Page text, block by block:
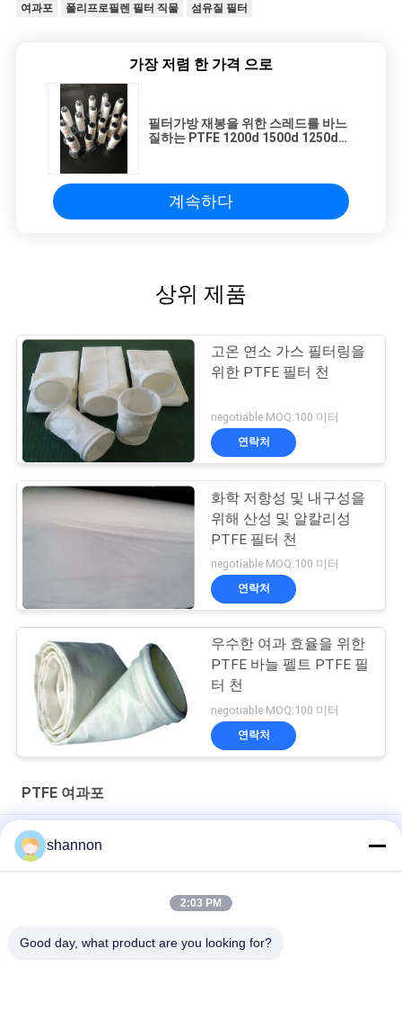
여과포 폴리프로필렌 필터 직물 섬유질 필터
가장 저렴 한 가격 으로
필터가방 재봉을 위한 스레드를 바느
질하는 PTFE 1200d 1500d 1250d
계속하다
상위 제품
고온 연소 가스 필터링을
위한 PTFE 필터 천
negotiable MOQ:100 미터
연락처
화학 저항성 및 내구성을
위해 산성 및 알칼리성
PTFE 필터 천
negotiable MOQ:100 미터
연락처
우수한 여과 효율을 위한
PTFE 바늘 펠트 PTFE 필
터 천
negotiable MOQ:100 미터
연락처
PTFE 여과포
필터가방을 위한 스레드를 바느질하는 100% PTFE 고온
필터가방 재봉을 위한 스레드를 바느질하는 PTFE 1200d 1500d
shannon
2:03 PM
Good day, what product are you looking for?